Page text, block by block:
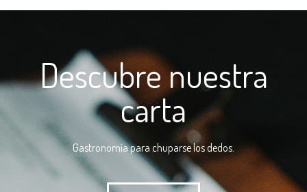
Descubre nuestra
carta
Gastronomía para chuparse los dedos.